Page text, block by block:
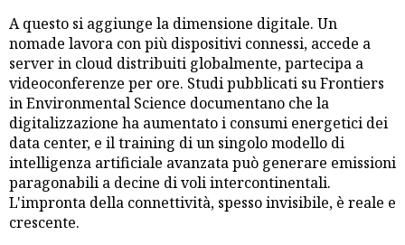
A questo si aggiunge la dimensione digitale. Un
nomade lavora con più dispositivi connessi, accede a
server in cloud distribuiti globalmente, partecipa a
videoconferenze per ore. Studi pubblicati su Frontiers
in Environmental Science documentano che la
digitalizzazione ha aumentato i consumi energetici dei
data center, e il training di un singolo modello di
intelligenza artificiale avanzata può generare emissioni
paragonabili a decine di voli intercontinentali.
L'impronta della connettività, spesso invisibile, è reale e
crescente.